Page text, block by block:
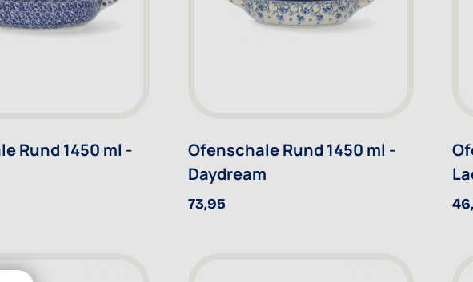
Rund 1450 ml -
Ofenschale Rund 1450 ml -
Daydream
73,95